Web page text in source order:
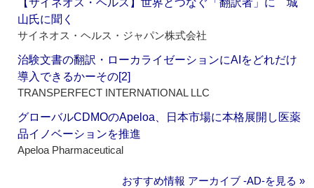
【サイネオス・ヘルス】世界とつなぐ「翻訳者」に 城
山氏に聞く
サイネオス・ヘルス・ジャパン株式会社
治験文書の翻訳・ローカライゼーションにAIをどれだけ
導入できるかーその[2]
TRANSPERFECT INTERNATIONAL LLC
グローバルCDMOのApeloa、日本市場に本格展開し医薬
品イノベーションを推進
Apeloa Pharmaceutical
おすすめ情報 アーカイブ ‐AD‐を見る »